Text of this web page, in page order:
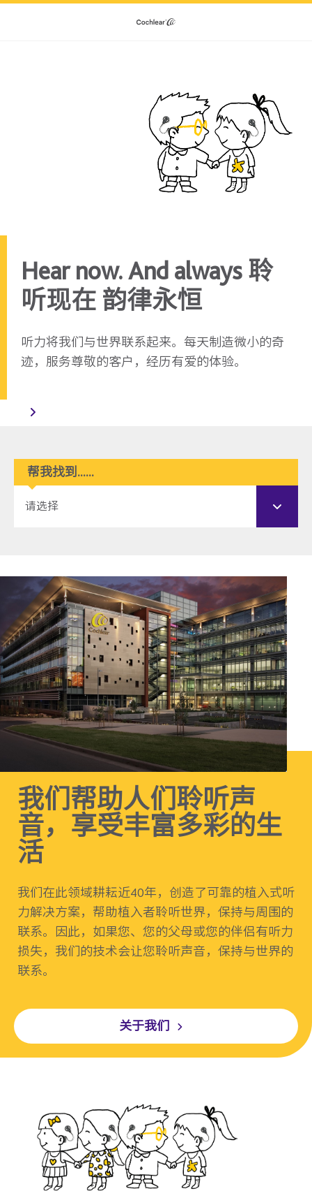
Hear now. And always 聆
听现在 韵律永恒
听力将我们与世界联系起来。每天制造微小的奇
迹，服务尊敬的客户，经历有爱的体验。
帮我找到......
请选择
我们帮助人们聆听声
音，享受丰富多彩的生
活
我们在此领域耕耘近40年，创造了可靠的植入式听
力解决方案，帮助植入者聆听世界，保持与周围的
联系。因此，如果您、您的父母或您的伴侣有听力
损失，我们的技术会让您聆听声音，保持与世界的
联系。
关于我们